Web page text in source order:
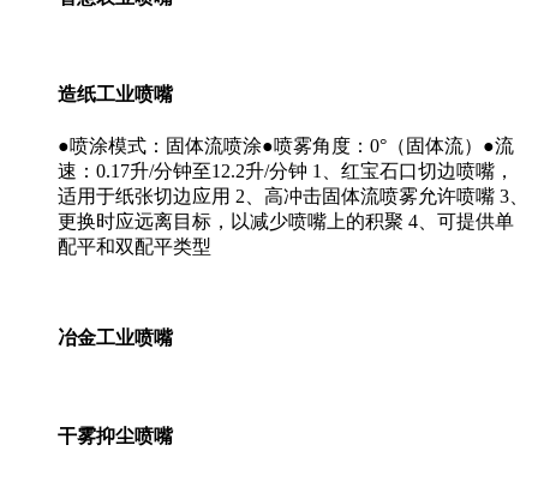
造纸工业喷嘴
●喷涂模式：固体流喷涂●喷雾角度：0°（固体流）●流
速：0.17升/分钟至12.2升/分钟 1、红宝石口切边喷嘴，
适用于纸张切边应用 2、高冲击固体流喷雾允许喷嘴 3、
更换时应远离目标，以减少喷嘴上的积聚 4、可提供单
配平和双配平类型
冶金工业喷嘴
干雾抑尘喷嘴